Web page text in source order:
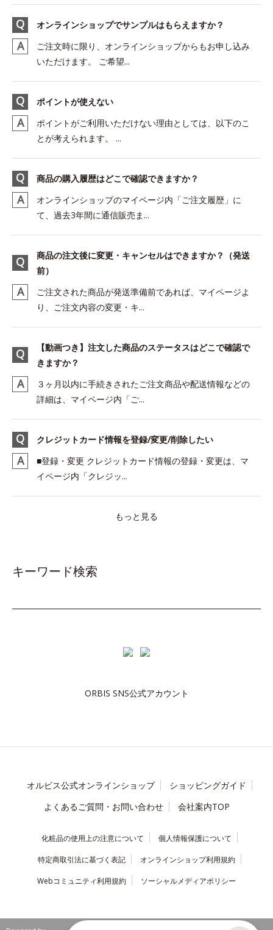
オンラインショップでサンプルはもらえますか？
ご注文時に限り、オンラインショップからもお申し込み
いただけます。 ご希望...
ポイントが使えない
ポイントがご利用いただけない理由としては、以下のこ
とが考えられます。 ...
商品の購入履歴はどこで確認できますか？
オンラインショップのマイページ内「ご注文履歴」に
て、過去3年間に通信販売ま...
商品の注文後に変更・キャンセルはできますか？（発送
前）
ご注文された商品が発送準備前であれば、マイページよ
り、ご注文内容の変更・キ...
【動画つき】注文した商品のステータスはどこで確認で
きますか？
３ヶ月以内に手続きされたご注文商品や配送情報などの
詳細は、マイページ内「ご...
クレジットカード情報を登録/変更/削除したい
■登録・変更 クレジットカード情報の登録・変更は、マ
イページ内「クレジッ...
もっと見る
キーワード検索
ORBIS SNS公式アカウント
オルビス公式オンラインショップ
ショッピングガイド
よくあるご質問・お問い合わせ
会社案内TOP
化粧品の使用上の注意について 個人情報保護について
特定商取引法に基づく表記 オンラインショップ利用規約
Webコミュニティ利用規約 ソーシャルメディアポリシー